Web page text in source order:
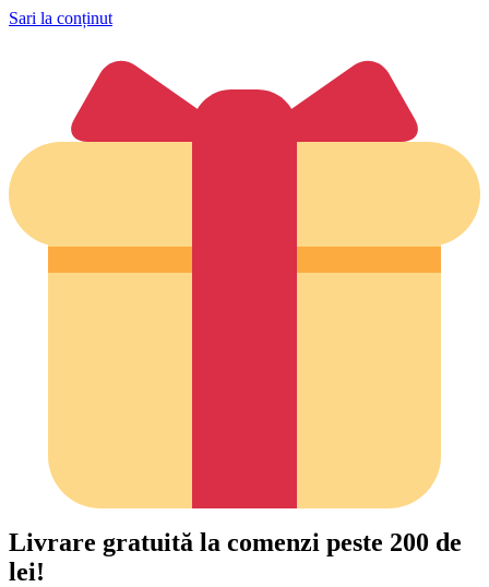
Sari la conținut
Livrare gratuită la comenzi peste 200 de
lei!